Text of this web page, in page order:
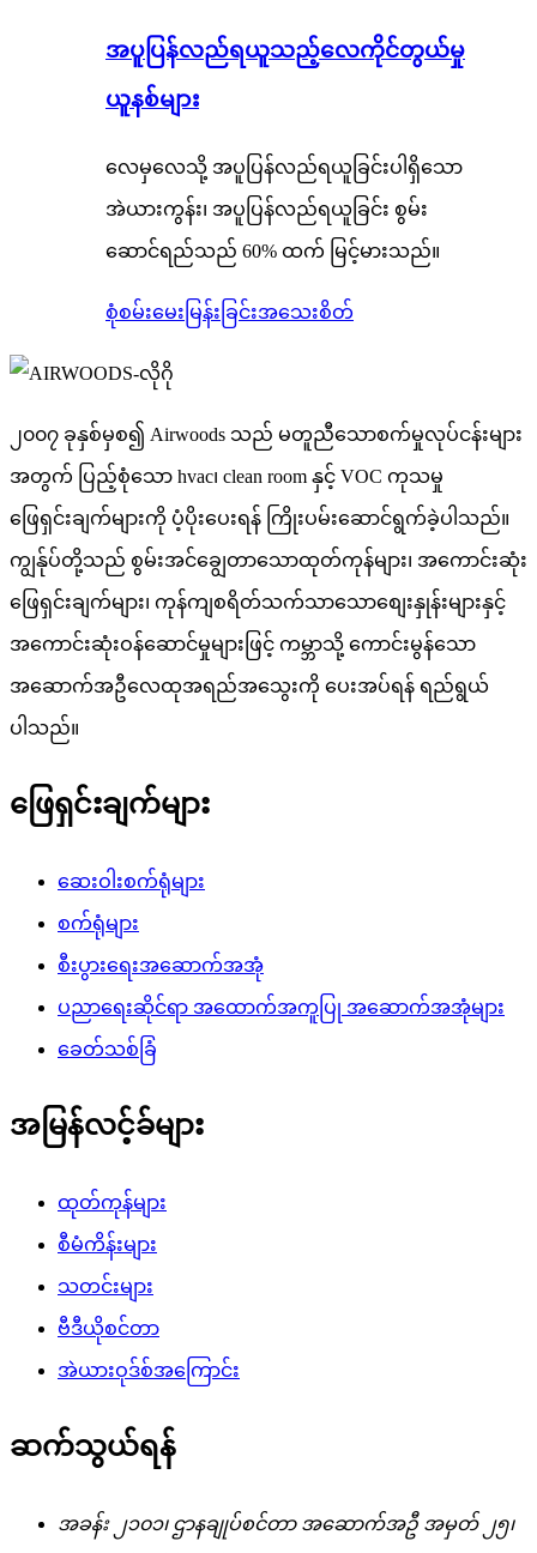
အပူပြန်လည်ရယူသည့်လေကိုင်တွယ်မှု
ယူနစ်များ
လေမှလေသို့ အပူပြန်လည်ရယူခြင်းပါရှိသော
အဲယားကွန်း၊ အပူပြန်လည်ရယူခြင်း စွမ်း
ဆောင်ရည်သည် 60% ထက် မြင့်မားသည်။
စုံစမ်းမေးမြန်းခြင်းအသေးစိတ်
၂၀၀၇ ခုနှစ်မှစ၍ Airwoods သည် မတူညီသောစက်မှုလုပ်ငန်းများ
အတွက် ပြည့်စုံသော hvac၊ clean room နှင့် VOC ကုသမှု
ဖြေရှင်းချက်များကို ပံ့ပိုးပေးရန် ကြိုးပမ်းဆောင်ရွက်ခဲ့ပါသည်။
ကျွန်ုပ်တို့သည် စွမ်းအင်ချွေတာသောထုတ်ကုန်များ၊ အကောင်းဆုံး
ဖြေရှင်းချက်များ၊ ကုန်ကျစရိတ်သက်သာသောစျေးနှုန်းများနှင့်
အကောင်းဆုံးဝန်ဆောင်မှုများဖြင့် ကမ္ဘာသို့ ကောင်းမွန်သော
အဆောက်အဦလေထုအရည်အသွေးကို ပေးအပ်ရန် ရည်ရွယ်
ပါသည်။
ဖြေရှင်းချက်များ
ဆေးဝါးစက်ရုံများ
စက်ရုံများ
စီးပွားရေးအဆောက်အအုံ
ပညာရေးဆိုင်ရာ အထောက်အကူပြု အဆောက်အအုံများ
ခေတ်သစ်ခြံ
အမြန်လင့်ခ်များ
ထုတ်ကုန်များ
စီမံကိန်းများ
သတင်းများ
ဗီဒီယိုစင်တာ
အဲယားဝုဒ်စ်အကြောင်း
ဆက်သွယ်ရန်
အခန်း ၂၁၀၁၊ ဌာနချုပ်စင်တာ အဆောက်အဦ အမှတ် ၂၅၊